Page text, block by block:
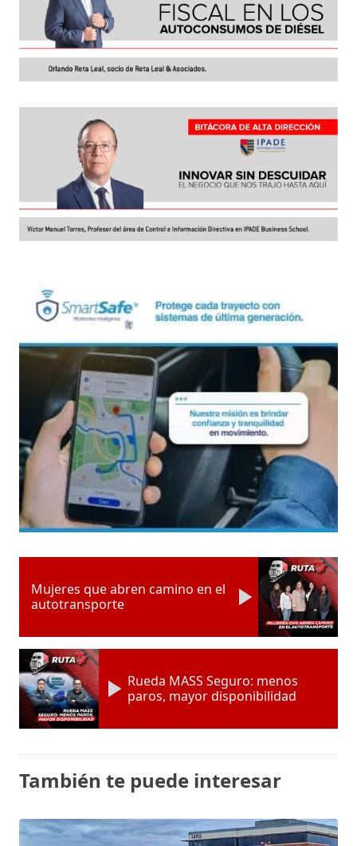
Mujeres que abren camino en el
autotransporte
Rueda MASS Seguro: menos
paros, mayor disponibilidad
También te puede interesar